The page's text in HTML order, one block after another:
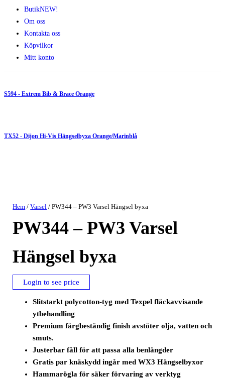
ButikNEW!
Om oss
Kontakta oss
Köpvilkor
Mitt konto
S594 - Extrem Bib & Brace Orange
TX52 - Dijon Hi-Vis Hängselbyxa Orange/Marinblå
Hem /Varsel / PW344 – PW3 Varsel Hängsel byxa
PW344 – PW3 Varsel
Hängsel byxa
Login to see price
Slitstarkt polycotton-tyg med Texpel fläckavvisande
ytbehandling
Premium färgbeständig finish avstöter olja, vatten och
smuts.
Justerbar fåll för att passa alla benlängder
Gratis par knäskydd ingår med WX3 Hängselbyxor
Hammarögla för säker förvaring av verktyg